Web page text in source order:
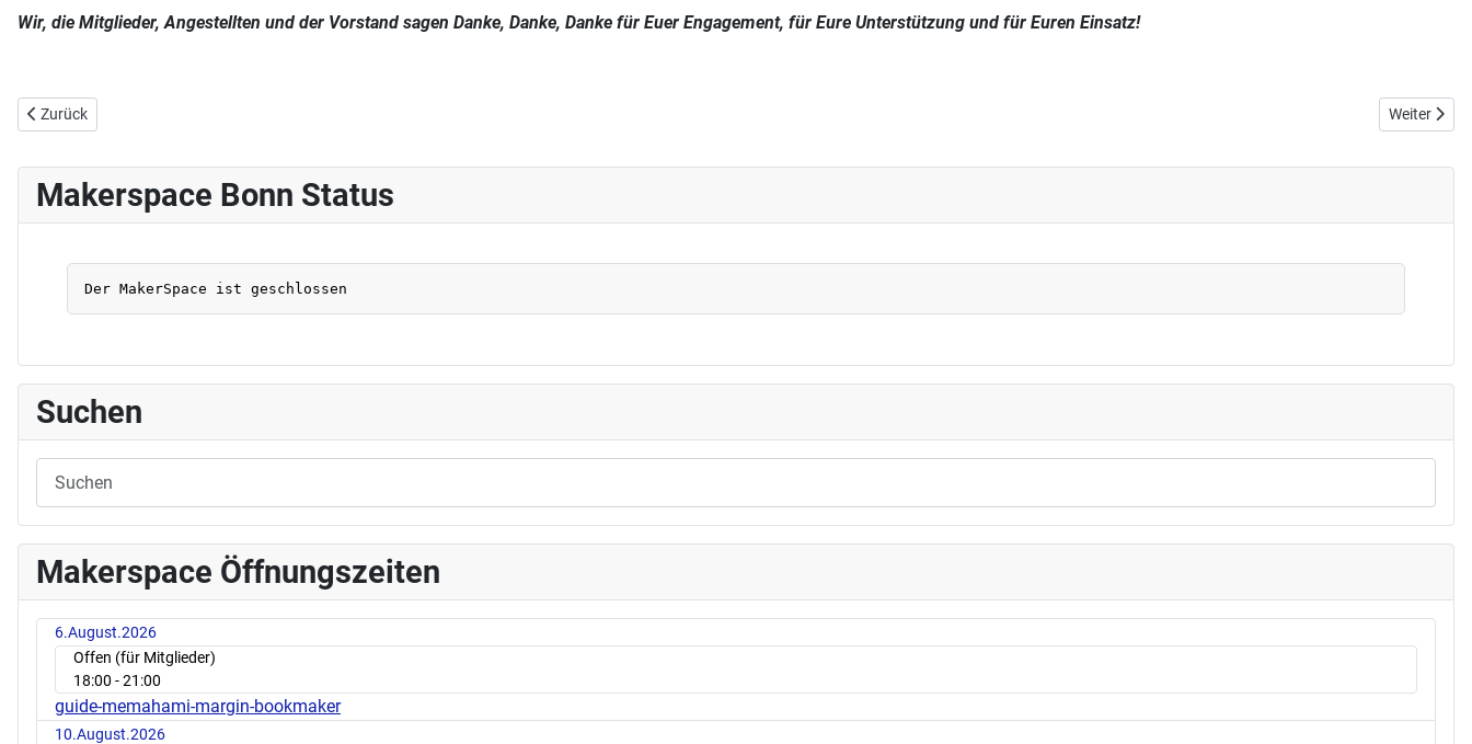
Wir, die Mitglieder, Angestellten und der Vorstand sagen Danke, Danke, Danke für Euer Engagement, für Eure Unterstützung und für Euren Einsatz!
Vorheriger Beitrag: MakeCityBonn Hackathon
Zurück Nächster
Weiter
Makerspace Bonn Status
Suchen
Makerspace Öffnungszeiten
6.August.2026
Offen (für Mitglieder)
18:00 - 21:00
guide-memahami-margin-bookmaker
10.August.2026